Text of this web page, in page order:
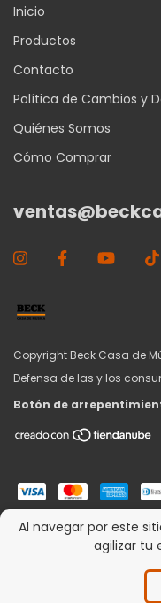
Al navegar por este
agilizar tu
Inicio
Productos
Contacto
Política de Cambios y
Quiénes Somos
Cómo Comprar
Copyright Beck Casa de
Defensa de las y los
Botón de